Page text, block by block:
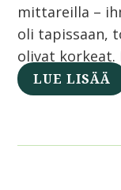
mittareilla –
oli tapissaan,
olivat
LUE LISÄÄ